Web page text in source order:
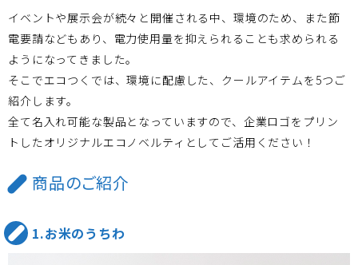
イベントや展示会が続々と開催される中、環境のため、また節
電要請などもあり、電力使用量を抑えられることも求められる
ようになってきました。
そこでエコつくでは、環境に配慮した、クールアイテムを5つご
紹介します。
全て名入れ可能な製品となっていますので、企業ロゴをプリン
トしたオリジナルエコノベルティとしてご活用ください！
商品のご紹介
1.お米のうちわ